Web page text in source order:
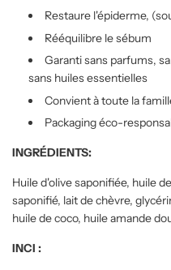
Restaure l'épiderme,
Rééquilibre le sébum
Garanti sans parfums,
sans huiles essentielles
Convient à toute la
Packaging éco-
INGRÉDIENTS:
Huile d'olive saponifiée, huile
saponifié, lait de chèvre,
huile de coco, huile amande
INCI :